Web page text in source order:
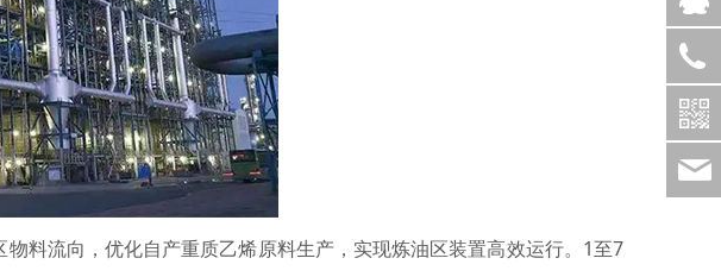
料流向，优化自产重质乙烯原料生产，实现炼油区装置高效运行。1至7